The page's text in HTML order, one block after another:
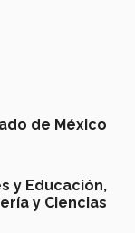
de México
y Educación,
y Ciencias